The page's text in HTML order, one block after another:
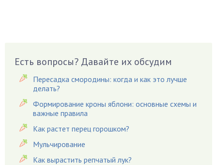
Вишня
Вредители
Гардения
Гацания
Гвоздики
Георгины
Герань
Гиацинт
Есть вопросы? Давайте их обсудим
Пересадка смородины: когда и как это лучше
делать?
Формирование кроны яблони: основные схемы и
важные правила
Как растет перец горошком?
Мульчирование
Как вырастить репчатый лук?